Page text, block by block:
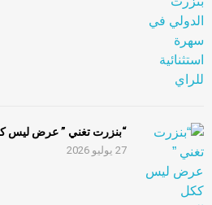
“بنزرت تغني ” عرض ليس
27 يوليو 2026